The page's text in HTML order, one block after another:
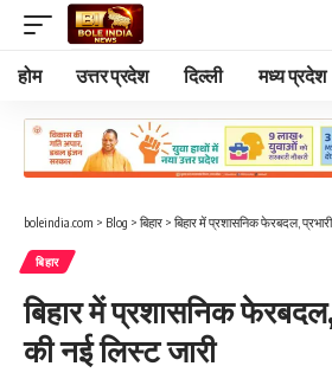
होम उत्तर प्रदेश दिल्ली मध्य प्रदेश
boleindia.com > Blog > बिहार > बिहार में प्रशासनिक फेरबदल,
बिहार
बिहार में प्रशासनिक फेरबदल,
की नई लिस्ट जारी